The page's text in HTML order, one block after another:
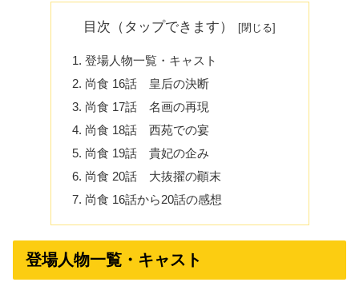
目次（タップできます）
登場人物一覧・キャスト
尚食 16話 皇后の決断
尚食 17話 名画の再現
尚食 18話 西苑での宴
尚食 19話 貴妃の企み
尚食 20話 大抜擢の顚末
尚食 16話から20話の感想
登場人物一覧・キャスト